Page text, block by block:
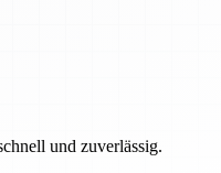
und zuverlässig.